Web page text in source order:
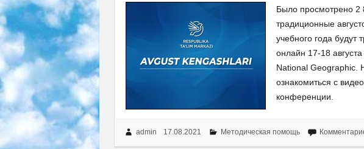
Было просмотрено
традиционные
учебного года будут
онлайн 17-18
National Geographic.
ознакомиться с
конференции.
admin 17.08.2021 Методическая помощь